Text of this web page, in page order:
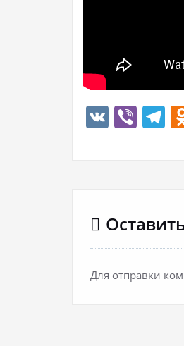
VK
Для отправки